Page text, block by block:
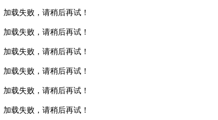
加载失败，请稍后再试！
加载失败，请稍后再试！
加载失败，请稍后再试！
加载失败，请稍后再试！
加载失败，请稍后再试！
加载失败，请稍后再试！